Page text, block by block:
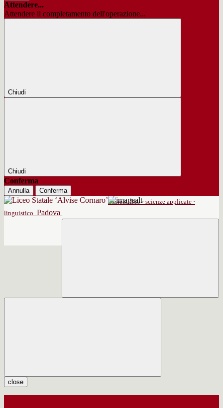
Attendere...
Attendere il completamento dell'operazione...
Chiudi
Chiudi
Conferma
Annulla
Conferma
scientifico · scienze applicate ·
linguistico Padova
close